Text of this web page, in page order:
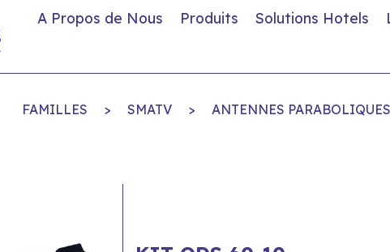
A Propos de Nous Produits Solutions Hotels
FAMILLES > SMATV > ANTENNES PARABOLIQUES